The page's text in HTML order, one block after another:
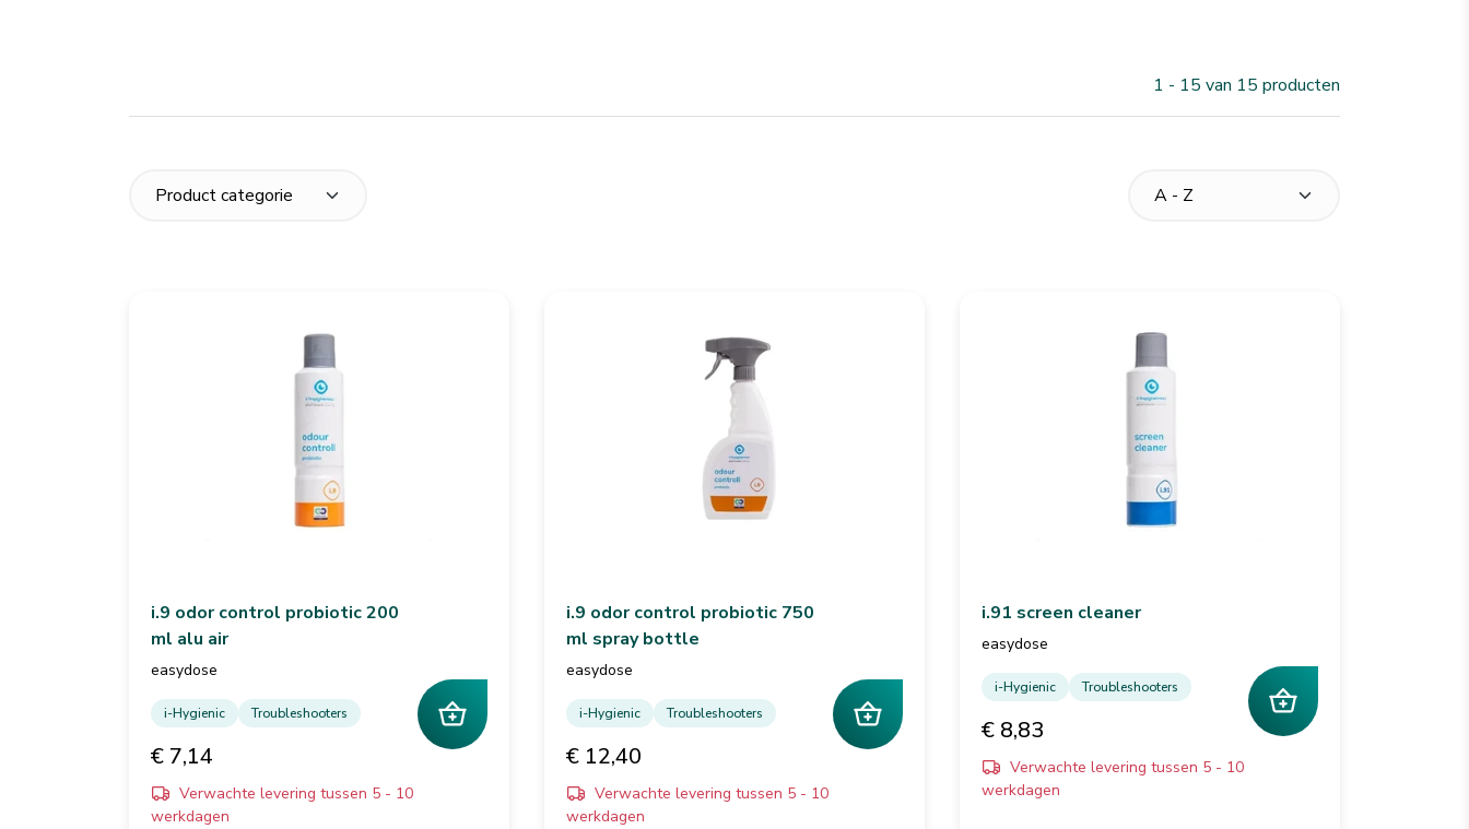
1 - 15 van 15 producten
i.9 odor control probiotic 200
ml alu air
easydose
i-Hygienic Troubleshooters
€ 7,14
Verwachte levering tussen 5 - 10
werkdagen
i.9 odor control probiotic 750
ml spray bottle
easydose
i-Hygienic Troubleshooters
€ 12,40
Verwachte levering tussen 5 - 10
werkdagen
i.91 screen cleaner
easydose
i-Hygienic Troubleshooters
€ 8,83
Verwachte levering tussen 5 - 10
werkdagen